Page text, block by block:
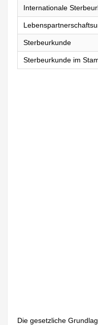
Internationale
Sterbeurkunde
Sterbeurkunde im
Die gesetzliche